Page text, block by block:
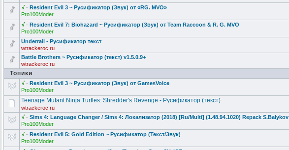
√ · Resident Evil 3 ~ Русификатор (Звук) от «RG. MVO»
Pro100Moder
√ · Resident Evil 7: Biohazard ~ Русификатор (Звук) от Team Raccoon & R. G. MVO
Pro100Moder
Underrail - Русификатор текст
wtrackeroc.ru
Battle Brothers ~ Русификатор (текст) v1.5.0.9+
wtrackeroc.ru
Топики
√ · Resident Evil 3 ~ Русификатор (Звук) от GamesVoice
Pro100Moder
Teenage Mutant Ninja Turtles: Shredder's Revenge - Русификатор (текст)
wtrackeroc.ru
√ · Sims 4: Language Changer / Sims 4: Локализатор (2018) [Ru/Multi] (1.48.94.1020) Repack S.Balykov
Pro100Moder
√ · Resident Evil 5: Gold Edition ~ Русификатор (Текст/Звук)
Pro100Moder